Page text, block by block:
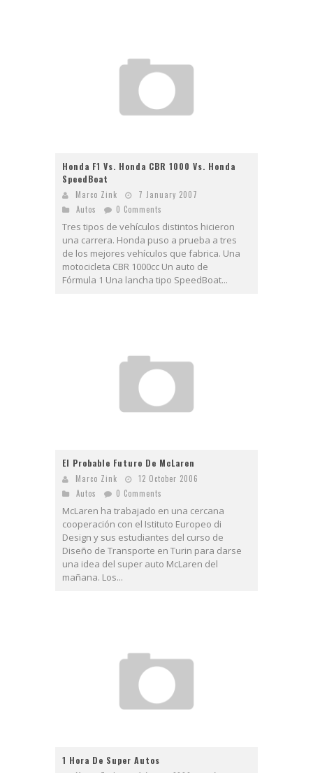
Honda F1 Vs. Honda CBR 1000 Vs. Honda
SpeedBoat
Marco Zink
7 January 2007
Autos
0 Comments
Tres tipos de vehículos distintos hicieron
una carrera. Honda puso a prueba a tres
de los mejores vehículos que fabrica. Una
motocicleta CBR 1000cc Un auto de
Fórmula 1 Una lancha tipo SpeedBoat...
El Probable Futuro De McLaren
Marco Zink
12 October 2006
Autos
0 Comments
McLaren ha trabajado en una cercana
cooperación con el Istituto Europeo di
Design y sus estudiantes del curso de
Diseño de Transporte en Turin para darse
una idea del super auto McLaren del
mañana. Los...
1 Hora De Super Autos